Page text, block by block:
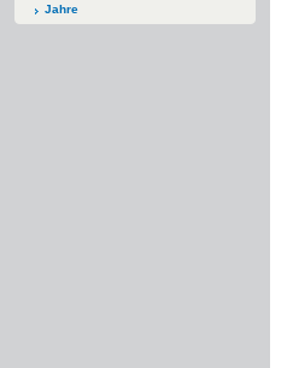
Jahre